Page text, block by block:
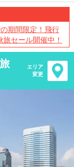
期間限定！飛行
セール開催中！
エリア
変更